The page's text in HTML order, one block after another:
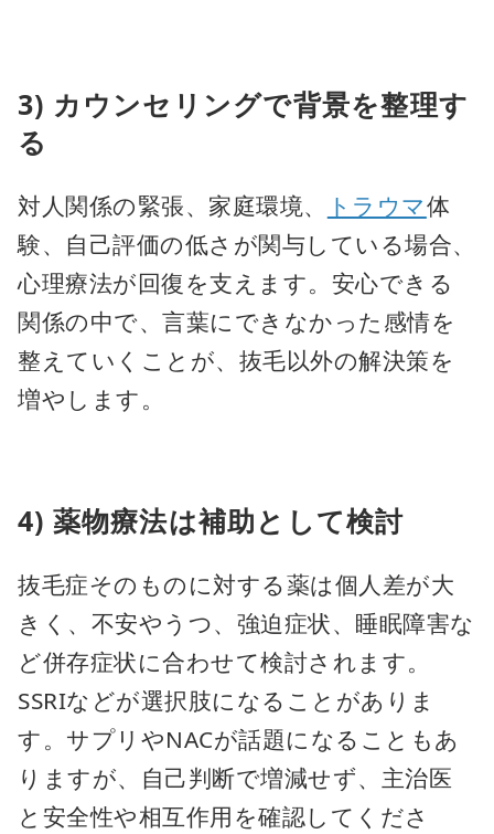
3) カウンセリングで背景を整理す
る
対人関係の緊張、家庭環境、 トラウマ体
験、自己評価の低さが関与している場合、
心理療法が回復を支えます。安心できる
関係の中で、言葉にできなかった感情を
整えていくことが、抜毛以外の解決策を
増やします。
4) 薬物療法は補助として検討
抜毛症そのものに対する薬は個人差が大
きく、不安やうつ、強迫症状、睡眠障害な
ど併存症状に合わせて検討されます。
SSRIなどが選択肢になることがありま
す。サプリやNACが話題になることもあ
りますが、自己判断で増減せず、主治医
と安全性や相互作用を確認してくださ